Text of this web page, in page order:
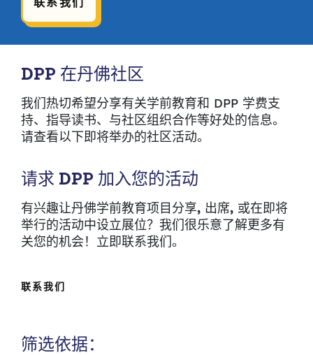
联系我们
DPP 在丹佛社区
我们热切希望分享有关学前教育和 DPP 学费支
持、指导读书、与社区组织合作等好处的信息。
请查看以下即将举办的社区活动。
请求 DPP 加入您的活动
有兴趣让丹佛学前教育项目分享, 出席, 或在即将
举行的活动中设立展位？我们很乐意了解更多有
关您的机会！立即联系我们。
联系我们
筛选依据：